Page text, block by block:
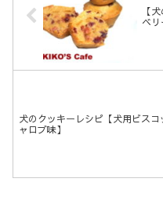
【
ベ
犬のクッキーレシピ【犬用ビス
ャロブ味】